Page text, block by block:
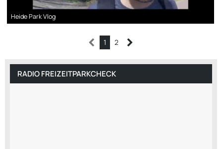
Heide Park Vlog
1 2
RADIO FREIZEITPARKCHECK